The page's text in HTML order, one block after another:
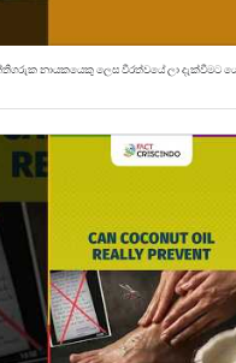
නායකයෙකු ලෙස වීරත්වයේ ලා දැක්වීමට